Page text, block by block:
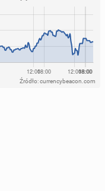
Źródło: currencybeacon.com